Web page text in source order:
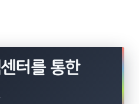
터를 통한